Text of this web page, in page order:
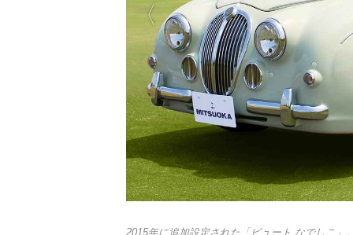
2015年に追加設定された「ビュート なでしこ」